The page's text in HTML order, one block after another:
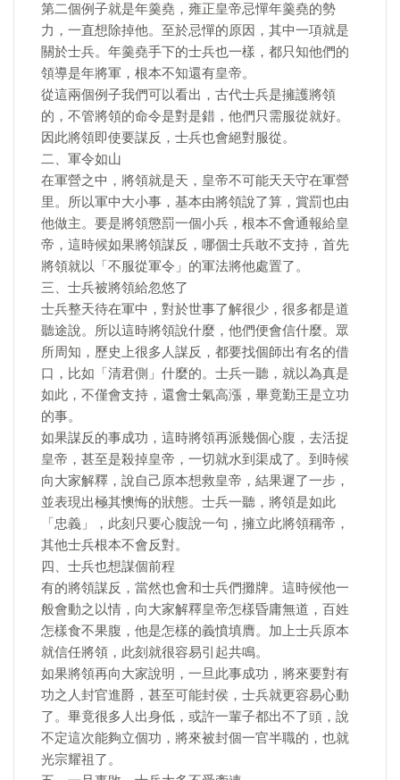
第二個例子就是年羹堯，雍正皇帝忌憚年羹堯的勢
力，一直想除掉他。至於忌憚的原因，其中一項就是
關於士兵。年羹堯手下的士兵也一樣，都只知他們的
領導是年將軍，根本不知還有皇帝。
從這兩個例子我們可以看出，古代士兵是擁護將領
的，不管將領的命令是對是錯，他們只需服從就好。
因此將領即使要謀反，士兵也會絕對服從。
二、軍令如山
在軍營之中，將領就是天，皇帝不可能天天守在軍營
里。所以軍中大小事，基本由將領說了算，賞罰也由
他做主。要是將領懲罰一個小兵，根本不會通報給皇
帝，這時候如果將領謀反，哪個士兵敢不支持，首先
將領就以「不服從軍令」的軍法將他處置了。
三、士兵被將領給忽悠了
士兵整天待在軍中，對於世事了解很少，很多都是道
聽途說。所以這時將領說什麼，他們便會信什麼。眾
所周知，歷史上很多人謀反，都要找個師出有名的借
口，比如「清君側」什麼的。士兵一聽，就以為真是
如此，不僅會支持，還會士氣高漲，畢竟勤王是立功
的事。
如果謀反的事成功，這時將領再派幾個心腹，去活捉
皇帝，甚至是殺掉皇帝，一切就水到渠成了。到時候
向大家解釋，說自己原本想救皇帝，結果遲了一步，
並表現出極其懊悔的狀態。士兵一聽，將領是如此
「忠義」，此刻只要心腹說一句，擁立此將領稱帝，
其他士兵根本不會反對。
四、士兵也想謀個前程
有的將領謀反，當然也會和士兵們攤牌。這時候他一
般會動之以情，向大家解釋皇帝怎樣昏庸無道，百姓
怎樣食不果腹，他是怎樣的義憤填膺。加上士兵原本
就信任將領，此刻就很容易引起共鳴。
如果將領再向大家說明，一旦此事成功，將來要對有
功之人封官進爵，甚至可能封侯，士兵就更容易心動
了。畢竟很多人出身低，或許一輩子都出不了頭，說
不定這次能夠立個功，將來被封個一官半職的，也就
光宗耀祖了。